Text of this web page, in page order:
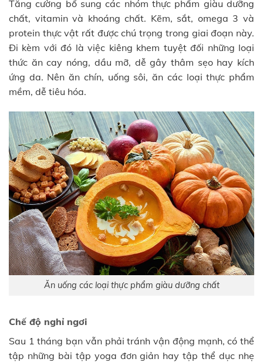
Tăng cường bổ sung các nhóm thực phẩm giàu dưỡng
chất, vitamin và khoáng chất. Kẽm, sắt, omega 3 và
protein thực vật rất được chú trọng trong giai đoạn này.
Đi kèm với đó là việc kiêng khem tuyệt đối những loại
thức ăn cay nóng, dầu mỡ, dễ gây thâm sẹo hay kích
ứng da. Nên ăn chín, uống sôi, ăn các loại thực phẩm
mềm, dễ tiêu hóa.
Ăn uống các loại thực phẩm giàu dưỡng chất
Chế độ nghỉ ngơi
Sau 1 tháng bạn vẫn phải tránh vận động mạnh, có thể
tập những bài tập yoga đơn giản hay tập thể dục nhẹ